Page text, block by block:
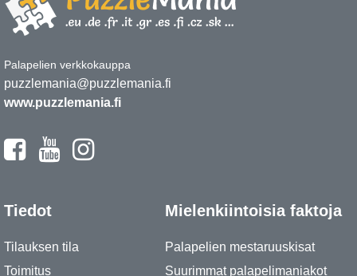
Palapelien verkkokauppa
puzzlemania@puzzlemania.fi
www.puzzlemania.fi
Tiedot
Tilauksen tila
Toimitus
Mielenkiintoisia faktoja
Palapelien mestaruuskisat
Suurimmat palapelimaniakot